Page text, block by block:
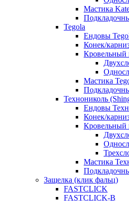
Мастика
Tegola
Ендовы
Конек/
Кровельный
Мастика
Технониколь
Ендовы
Конек/
Кровельный
Мастика
Защелка (клик фальц)
FASTCLICK
FASTCLICK-B